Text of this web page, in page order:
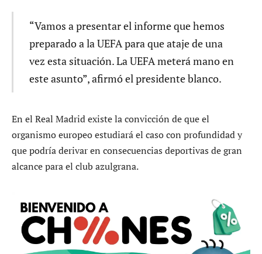
“Vamos a presentar el informe que hemos
preparado a la UEFA para que ataje de una
vez esta situación. La UEFA meterá mano en
este asunto”, afirmó el presidente blanco.
En el Real Madrid existe la convicción de que el
organismo europeo estudiará el caso con profundidad y
que podría derivar en consecuencias deportivas de gran
alcance para el club azulgrana.